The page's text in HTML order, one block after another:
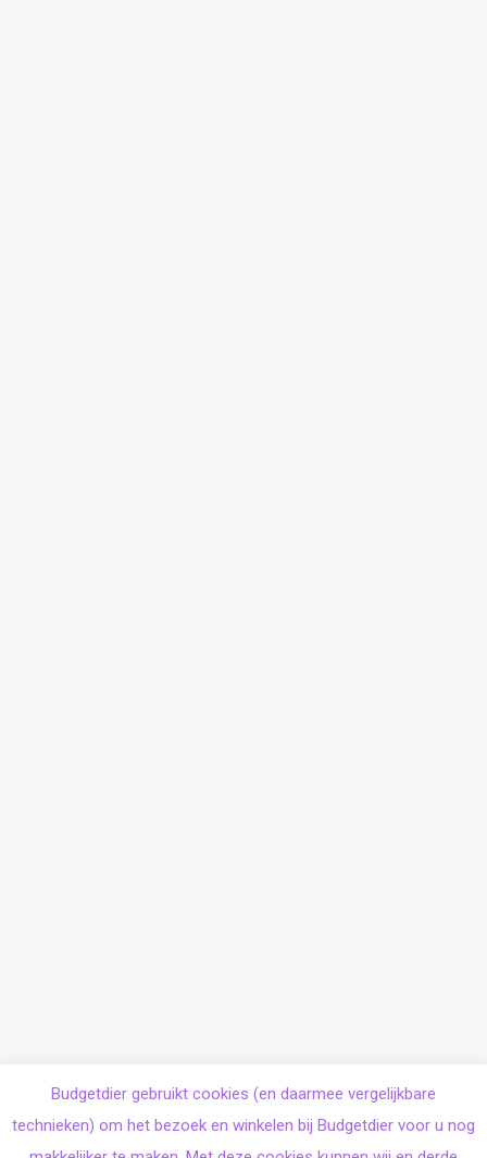
Budgetdier gebruikt cookies (en daarmee vergelijkbare
technieken) om het bezoek en winkelen bij Budgetdier voor u nog